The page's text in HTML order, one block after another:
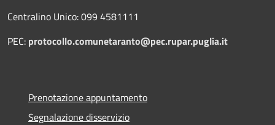
Centralino Unico: 099 4581111
PEC: protocollo.comunetaranto@pec.rupar.puglia.it
Prenotazione appuntamento
Segnalazione disservizio